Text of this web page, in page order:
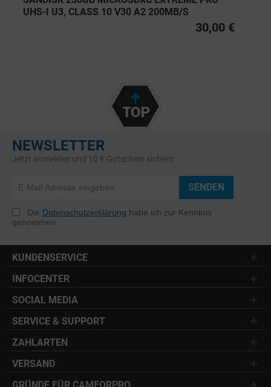
UHS-I U3, CLASS 10 V30 A2 200MB/S
30,00 €
NEWSLETTER
Jetzt anmelden und 10 € Gutschein sichern
SENDEN
Die Datenschutzerklärung habe ich zur Kenntnis
genommen.
KUNDENSERVICE
INFOCENTER
SOCIAL MEDIA
SERVICE & SUPPORT
ZAHLARTEN
VERSAND
GRÜNDE FÜR CAMFORPRO